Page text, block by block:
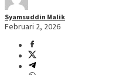
Syamsuddin Malik
Februari 2, 2026